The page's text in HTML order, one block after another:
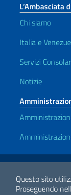
Questo sito
Proseguendo
L’Ambasciata
Chi siamo
Italia e
Servizi
Notizie
Link Utili